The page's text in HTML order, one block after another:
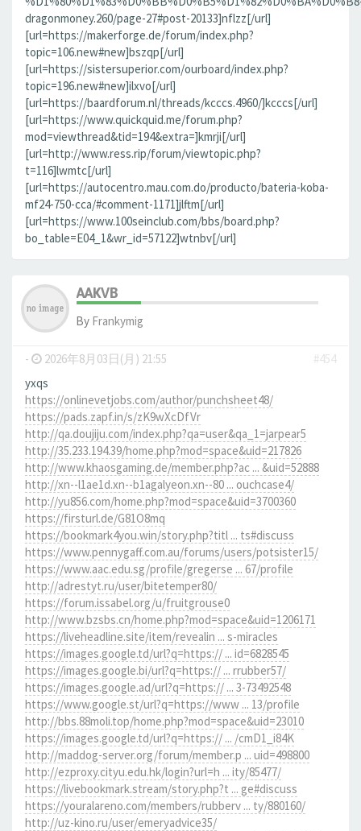
dragonmoney.260/page-27#post-20133]nflzz[/url]
[url=https://makerforge.de/forum/index.php?
topic=106.new#new]bszqp[/url]
[url=https://sistersuperior.com/ourboard/index.php?
topic=196.new#new]ilxvo[/url]
[url=https://baardforum.nl/threads/kcccs.4960/]kcccs[/url]
[url=https://www.quickquid.me/forum.php?
mod=viewthread&tid=194&extra=]kmrji[/url]
[url=http://www.ress.rip/forum/viewtopic.php?
t=116]lwmtc[/url]
[url=https://autocentro.mau.com.do/producto/bateria-koba-
mf24-750-cca/#comment-1171]jlftm[/url]
[url=https://www.100seinclub.com/bbs/board.php?
bo_table=E04_1&wr_id=57122]wtnbv[/url]
AAKVB
By Frankymig
- 2026年8月03日(月) 21:55
#454
yxqs
https://onlinevetjobs.com/author/punchsheet48/
https://pads.zapf.in/s/zK9wXcDfVr
http://qa.doujiju.com/index.php?qa=user&qa_1=jarpear5
http://35.233.194.39/home.php?mod=space&uid=217826
http://www.khaosgaming.de/member.php?ac ... &uid=52888
http://xn--l1ae1d.xn--b1agalyeon.xn--80 ... ouchcase4/
http://yu856.com/home.php?mod=space&uid=3700360
https://firsturl.de/G81O8mq
https://bookmark4you.win/story.php?titl ... ts#discuss
https://www.pennygaff.com.au/forums/users/potsister15/
https://www.aac.edu.sg/profile/gregerse ... 67/profile
http://adrestyt.ru/user/bitetemper80/
https://forum.issabel.org/u/fruitgrouse0
http://www.bzsbs.cn/home.php?mod=space&uid=1206171
https://liveheadline.site/item/revealin ... s-miracles
https://images.google.td/url?q=https:// ... id=6828545
https://images.google.bi/url?q=https:// ... rrubber57/
https://images.google.ad/url?q=https:// ... 3-73492548
https://www.google.st/url?q=https://www ... 13/profile
http://bbs.88moli.top/home.php?mod=space&uid=23010
https://images.google.td/url?q=https:// ... /cmD1_i84K
http://maddog-server.org/forum/member.p ... uid=498800
http://ezproxy.cityu.edu.hk/login?url=h ... ity/85477/
https://livebookmark.stream/story.php?t ... ge#discuss
https://youralareno.com/members/rubberv ... ty/880160/
http://uz-kino.ru/user/emeryadvice35/